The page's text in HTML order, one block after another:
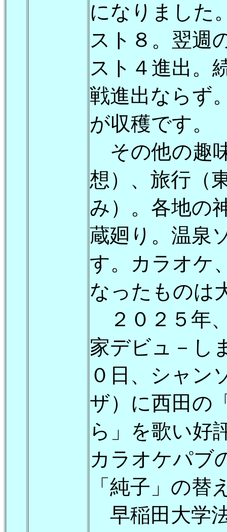
になりました
スト８。翌週
スト４進出。
戦進出ならず
が収穫です。
その他の趣
想）、旅行（
み）。各地の
蔵廻り。温泉
す。カラオケ
なったものは
２０２５年
家デビュ－し
０日、シャン
ザ）に西田の
ら」を歌い好
カラオケパブ
「純子」の替
早稲田大学